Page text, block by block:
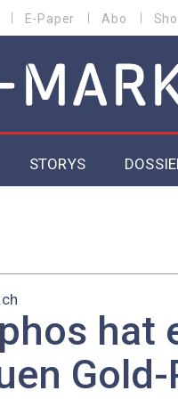
E-Paper Abo
STORYS
EU-
hat